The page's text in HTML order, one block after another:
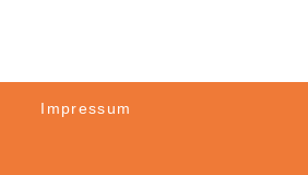
Impressum